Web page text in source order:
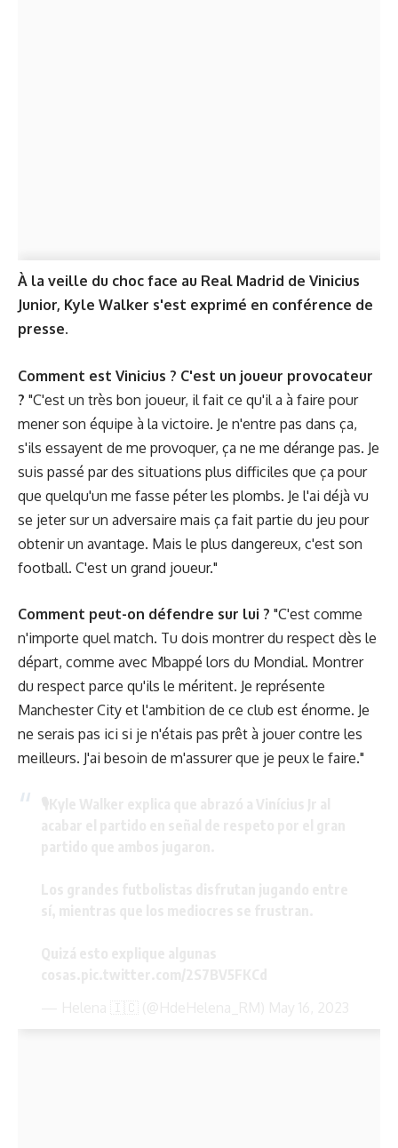
À la veille du choc face au Real Madrid de Vinicius
Junior, Kyle Walker s'est exprimé en conférence de
presse.
Comment est Vinicius ? C'est un joueur provocateur
? "C'est un très bon joueur, il fait ce qu'il a à faire pour
mener son équipe à la victoire. Je n'entre pas dans ça,
s'ils essayent de me provoquer, ça ne me dérange pas. Je
suis passé par des situations plus difficiles que ça pour
que quelqu'un me fasse péter les plombs. Je l'ai déjà vu
se jeter sur un adversaire mais ça fait partie du jeu pour
obtenir un avantage. Mais le plus dangereux, c'est son
football. C'est un grand joueur."
Comment peut-on défendre sur lui ? "C'est comme
n'importe quel match. Tu dois montrer du respect dès le
départ, comme avec Mbappé lors du Mondial. Montrer
du respect parce qu'ils le méritent. Je représente
Manchester City et l'ambition de ce club est énorme. Je
ne serais pas ici si je n'étais pas prêt à jouer contre les
meilleurs. J'ai besoin de m'assurer que je peux le faire."